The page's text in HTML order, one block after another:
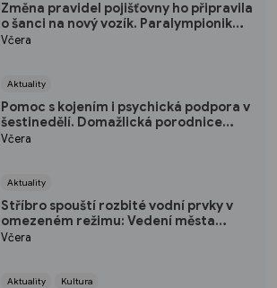
Změna pravidel pojišťovny ho připravila
o šanci na nový vozík. Paralympionik
Ondřej Kaas přesto bojuje o
Včera
Aktuality
Pomoc s kojením i psychická podpora v
šestinedělí. Domažlická porodnice
nabízí ženám návštěvní službu zdarma
Včera
Aktuality
Stříbro spouští rozbité vodní prvky v
omezeném režimu: Vedení města
plánuje opravu za 10 milionů
Včera
Aktuality Kultura